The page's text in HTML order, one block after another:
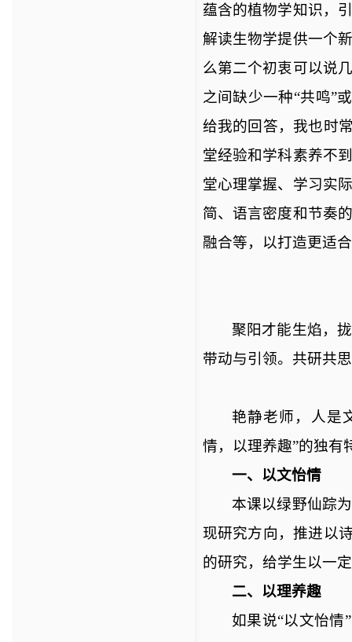
蕴含的植物学知识，
解读生物学提供一个
么第二个初衷可以说
之间缺少一种“共鸣”
给我的回答，我也时
堂经验和学科素养不
堂心理掌握、学习实
简、语言密度和节奏
融合等，以打造更适
聚阳才能生焰，
带动与引领。共研共
艳静老师，人是
情，以理养趣”的独有
一、以文怡情
本课以绿野仙踪
现研究方向，推进以
的研究，给学生以一
二、以理养趣
如果说“以文怡情